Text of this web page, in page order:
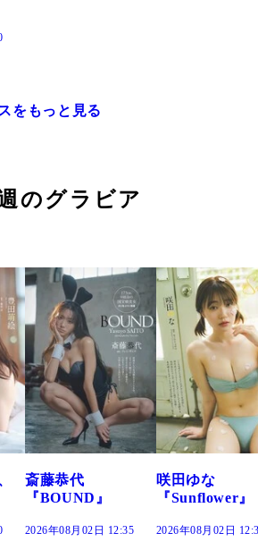
をもっと見る
のグラビア
斎藤恭代
『BOUND』
2026年08月02日 12:35
咲田ゆな
『Sunflower』
2026年08月02日